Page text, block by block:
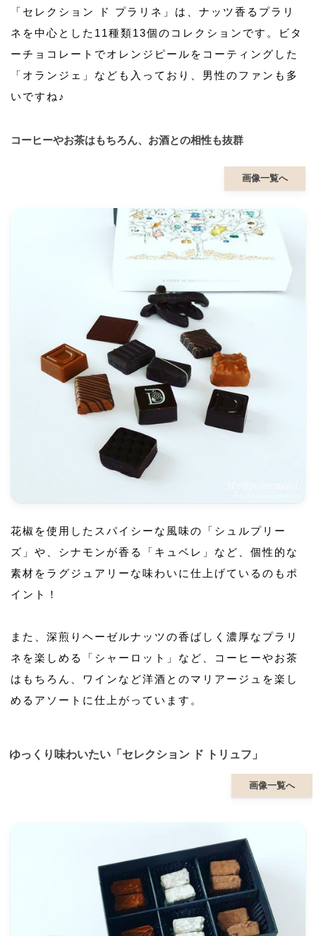
「セレクション ド プラリネ」は、ナッツ香るプラリ
ネを中心とした11種類13個のコレクションです。ビタ
ーチョコレートでオレンジピールをコーティングした
「オランジェ」なども入っており、男性のファンも多
いですね♪
コーヒーやお茶はもちろん、お酒との相性も抜群
画像一覧へ
花椒を使用したスパイシーな風味の「シュルプリー
ズ」や、シナモンが香る「キュベレ」など、個性的な
素材をラグジュアリーな味わいに仕上げているのもポ
イント！
また、深煎りヘーゼルナッツの香ばしく濃厚なプラリ
ネを楽しめる「シャーロット」など、コーヒーやお茶
はもちろん、ワインなど洋酒とのマリアージュを楽し
めるアソートに仕上がっています。
ゆっくり味わいたい「セレクション ド トリュフ」
画像一覧へ